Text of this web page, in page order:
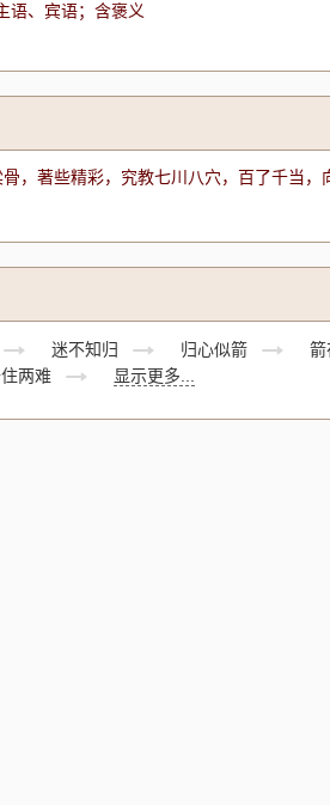
语、宾语；含褒义
，著些精彩，究教七川八穴，百了千当
迷不知归 归心似箭 箭
两难 显示更多...